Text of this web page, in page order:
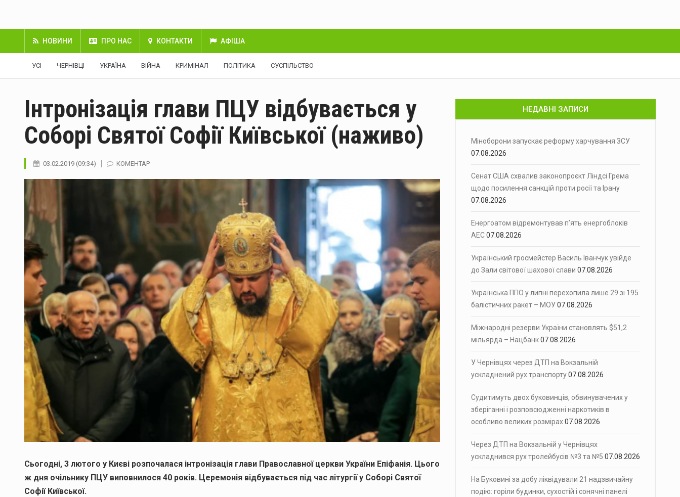
НОВИНИ ПРО НАС КОНТАКТИ АФІША
УСІ ЧЕРНІВЦІ УКРАЇНА ВІЙНА КРИМІНАЛ ПОЛІТИКА СУСПІЛЬСТВО
Інтронізація глави ПЦУ відбувається у
Соборі Святої Софії Київської (наживо)
03.02.2019 (09:34) КОМЕНТАР
Сьогодні, 3 лютого у Києві розпочалася інтронізація глави Православної церкви України Епіфанія. Цього
ж дня очільнику ПЦУ виповнилося 40 років. Церемонія відбувається під час літургії у Соборі Святої
Софії Київської.
НЕДАВНІ ЗАПИСИ
Міноборони запускає реформу харчування ЗСУ
07.08.2026
Сенат США схвалив законопроєкт Ліндсі Грема
щодо посилення санкцій проти росії та Ірану
07.08.2026
Енергоатом відремонтував п’ять енергоблоків
АЕС07.08.2026
Український гросмейстер Василь Іванчук увійде
до Зали світової шахової слави 07.08.2026
Українська ППО у липні перехопила лише 29 зі 195
балістичних ракет – МОУ07.08.2026
Міжнародні резерви України становлять $51,2
мільярда – Нацбанк07.08.2026
У Чернівцях через ДТП на Вокзальній
ускладнений рух транспорту07.08.2026
Судитимуть двох буковинців, обвинувачених у
зберіганні і розповсюдженні наркотиків в
особливо великих розмірах07.08.2026
Через ДТП на Вокзальній у Чернівцях
ускладнився рух тролейбусів №3 та №5 07.08.2026
На Буковині за добу ліквідували 21 надзвичайну
подію: горіли будинки, сухостій і сонячні панелі